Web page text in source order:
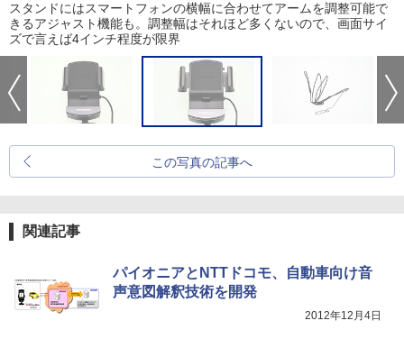
スタンドにはスマートフォンの横幅に合わせてアームを調整可能で
きるアジャスト機能も。調整幅はそれほど多くないので、画面サイ
ズで言えば4インチ程度が限界
この写真の記事へ
関連記事
パイオニアとNTTドコモ、自動車向け音
声意図解釈技術を開発
2012年12月4日